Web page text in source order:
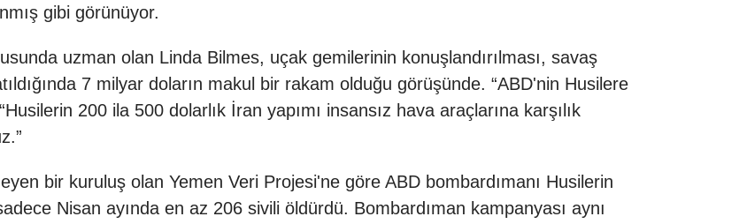
gibi görünüyor.
uzman olan Linda Bilmes, uçak gemilerinin konuşlandırılması, savaş
7 milyar doların makul bir rakam olduğu görüşünde. “ABD'nin Husilere
200 ila 500 dolarlık İran yapımı insansız hava araçlarına karşılık
bir kuruluş olan Yemen Veri Projesi'ne göre ABD bombardımanı Husilerin
Nisan ayında en az 206 sivili öldürdü. Bombardıman kampanyası aynı